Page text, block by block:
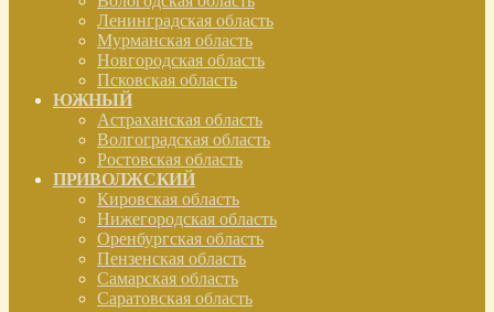
Ленинградская область
Мурманская область
Новгородская область
Псковская область
ЮЖНЫЙ
Астраханская область
Волгоградская область
Ростовская область
ПРИВОЛЖСКИЙ
Кировская область
Нижегородская область
Оренбургская область
Пензенская область
Самарская область
Саратовская область